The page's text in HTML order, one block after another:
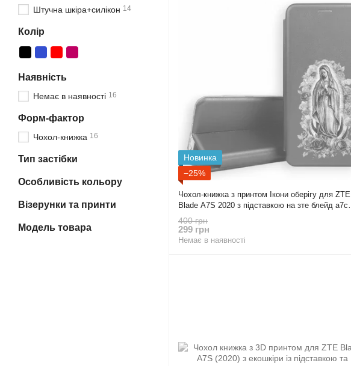
Новинка
−25%
Чохол-книжка з принтом Ікони оберігу для ZTE
Blade A7S 2020 з підставкою на зте блейд а7с
бордова gd1
400 грн
299 грн
Немає в наявності
Штучна шкіра+силікон 14
Колір
Наявність
Немає в наявності 16
Форм-фактор
Чохол-книжка 16
Тип застібки
Особливість кольору
Візерунки та принти
Модель товара